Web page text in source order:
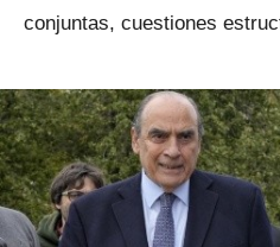
conjuntas, cuestiones